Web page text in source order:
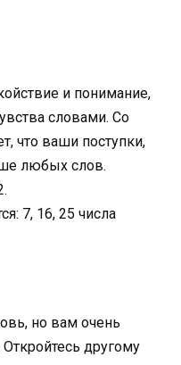
и понимание,
словами. Со
что ваши поступки,
любых слов.
7, 16, 25 числа
но вам очень
Откройтесь другому